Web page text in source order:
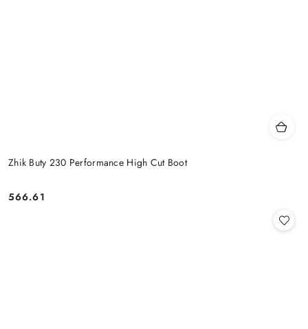
Zhik Buty 230 Performance High Cut Boot
Cena:
566.61